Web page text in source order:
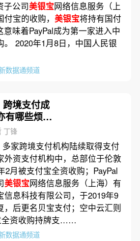
子公司美银宝网络信息服务（上
宝的收购， 美银宝将持有国付
意味着PayPal成为第一家进入中
。 2020年1月8日，中国人民银
数据通频道
跨境支付成
有哪些烦
丁锋
多家跨境支付机构陆续取得支付
外资支付机构中，总部位于伦敦
2月被支付宝全资收购；PayPal
美银宝网络信息服务（上海）有
信息科技有限公司，于2019年9
，后更名贝宝支付；空中云汇则
全资收购持牌支……
数据通频道